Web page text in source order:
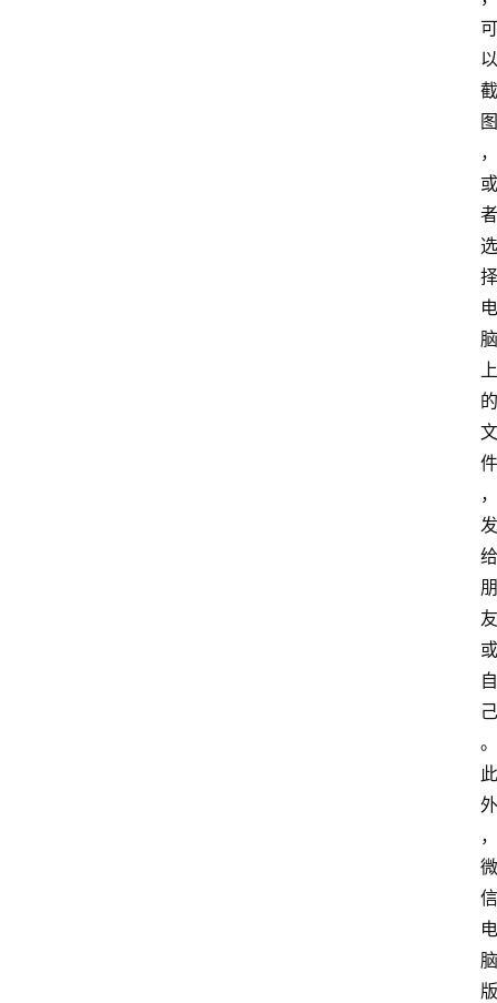
可
以
截
图
，
或
者
选
择
电
脑
上
的
文
件
，
发
给
朋
友
或
自
己
。
此
外
，
微
信
电
脑
版